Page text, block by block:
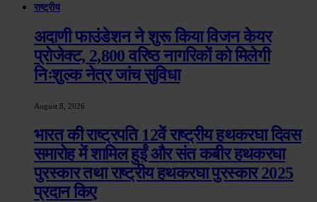
राष्ट्रीय
अदाणी फाउंडेशन ने शुरू किया विजन केयर
प्रोजेक्ट, 2,800 वरिष्ठ नागरिकों को मिलेगी
निःशुल्क नेत्र जांच सुविधा
August 8, 2026
भारत की राष्ट्रपति 12वें राष्ट्रीय हथकरघा दिवस
समारोह में शामिल हुईं और संत कबीर हथकरघा
पुरस्कार तथा राष्ट्रीय हथकरघा पुरस्कार 2025
प्रदान किए